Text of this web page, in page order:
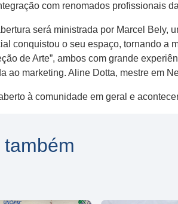
com renomados profissionais
será ministrada por Marcel Bely,
conquistou o seu espaço, tornando a
de Arte”, ambos com grande
ao marketing. Aline Dotta, mestre em
à comunidade em geral e